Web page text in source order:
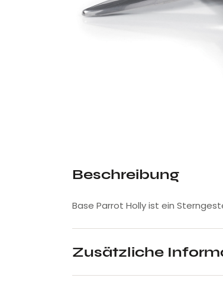
Beschreibung
Base Parrot Holly ist ein
Zusätzliche